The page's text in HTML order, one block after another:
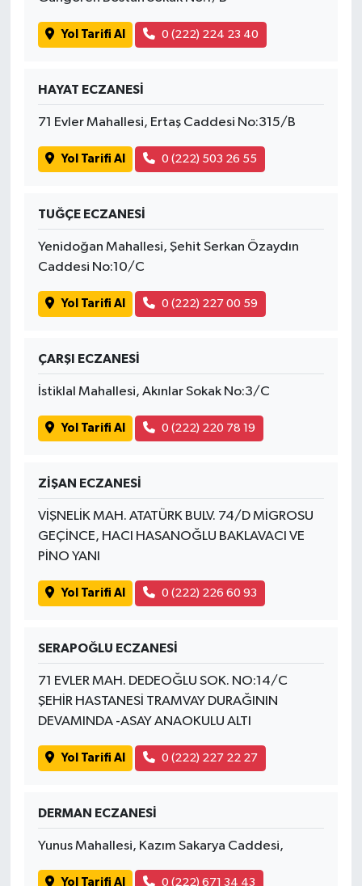
Yol Tarifi Al 0 (222) 224 23 40
HAYAT ECZANESİ
71 Evler Mahallesi, Ertaş Caddesi No:315/B
Yol Tarifi Al 0 (222) 503 26 55
TUĞÇE ECZANESİ
Yenidoğan Mahallesi, Şehit Serkan Özaydın
Caddesi No:10/C
Yol Tarifi Al 0 (222) 227 00 59
ÇARŞI ECZANESİ
İstiklal Mahallesi, Akınlar Sokak No:3/C
Yol Tarifi Al 0 (222) 220 78 19
ZİŞAN ECZANESİ
VİŞNELİK MAH. ATATÜRK BULV. 74/D MİGROSU
GEÇİNCE, HACI HASANOĞLU BAKLAVACI VE
PİNO YANI
Yol Tarifi Al 0 (222) 226 60 93
SERAPOĞLU ECZANESİ
71 EVLER MAH. DEDEOĞLU SOK. NO:14/C
ŞEHİR HASTANESİ TRAMVAY DURAĞININ
DEVAMINDA -ASAY ANAOKULU ALTI
Yol Tarifi Al 0 (222) 227 22 27
DERMAN ECZANESİ
Yunus Mahallesi, Kazım Sakarya Caddesi,
Yol Tarifi Al 0 (222) 671 34 43